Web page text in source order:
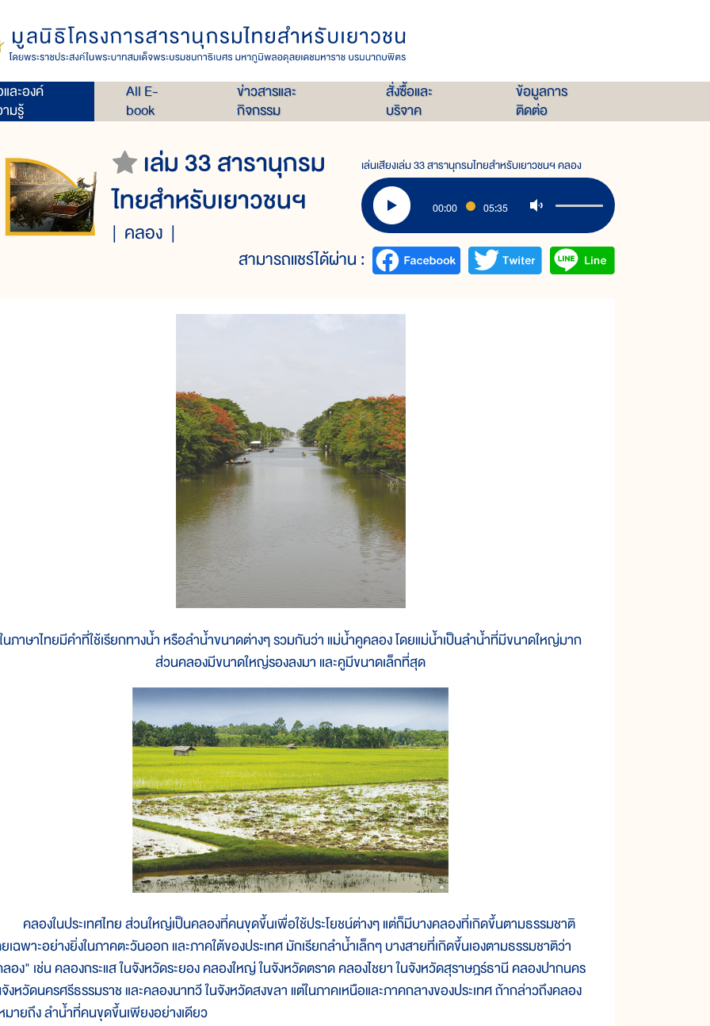
ละองค์
มรู้
All E-
book
ข่าวสารและ
กิจกรรม
สั่งซื้อและ
บริจาค
ข้อมูลการ
ติดต่อ
เล่ม 33 สารานุกรม
ไทยสำหรับเยาวชนฯ
คลอง
เล่นเสียงเล่ม 33 สารานุกรมไทยสำหรับเยาวชนฯ คลอง
00:00 05:35
สามารถแชร์ได้ผ่าน :
ในภาษาไทยมีคำที่ใช้เรียกทางน้ำ หรือลำน้ำขนาดต่างๆ รวมกันว่า แม่น้ำคูคลอง โดยแม่น้ำเป็นลำน้ำที่มีขนาดใหญ่มาก
ส่วนคลองมีขนาดใหญ่รองลงมา และคูมีขนาดเล็กที่สุด
คลองในประเทศไทย ส่วนใหญ่เป็นคลองที่คนขุดขึ้นเพื่อใช้ประโยชน์ต่างๆ แต่ก็มีบางคลองที่เกิดขึ้นตามธรรมชาติ
เฉพาะอย่างยิ่งในภาคตะวันออก และภาคใต้ของประเทศ มักเรียกลำน้ำเล็กๆ บางสายที่เกิดขึ้นเองตามธรรมชาติว่า
อง" เช่น คลองกระแส ในจังหวัดระยอง คลองใหญ่ ในจังหวัดตราด คลองไชยา ในจังหวัดสุราษฎร์ธานี คลองปากนคร
งหวัดนครศรีธรรมราช และคลองนาทวี ในจังหวัดสงขลา แต่ในภาคเหนือและภาคกลางของประเทศ ถ้ากล่าวถึงคลอง
ายถึง ลำน้ำที่คนขุดขึ้นเพียงอย่างเดียว